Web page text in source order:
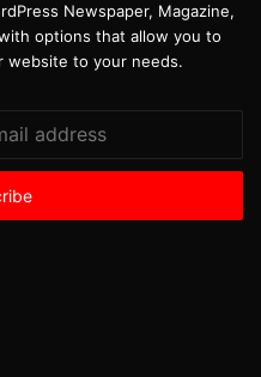
Newspaper, Magazine,
options that allow you to
website to your needs.